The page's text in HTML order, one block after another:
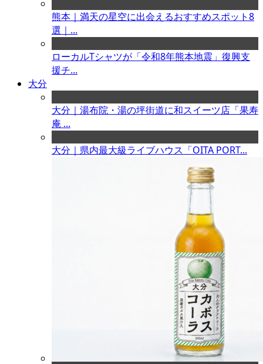
熊本｜満天の星空に出会えるおすすめスポット8
選｜...
ローカルTシャツが「令和8年熊本地震」復興支
援チ...
大分
大分｜湯布院・湯の坪街道に和スイーツ店「果寿
庵 ...
大分｜県内最大級ライブハウス「OITA PORT...